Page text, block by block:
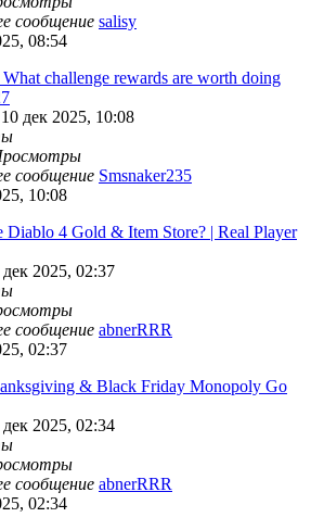
сообщение salisy
08:54
challenge rewards are worth doing
дек 2025, 10:08
сообщение Smsnaker235
10:08
Diablo 4 Gold & Item Store? | Real Player
дек 2025, 02:37
сообщение abnerRRR
02:37
& Black Friday Monopoly Go
дек 2025, 02:34
сообщение abnerRRR
02:34